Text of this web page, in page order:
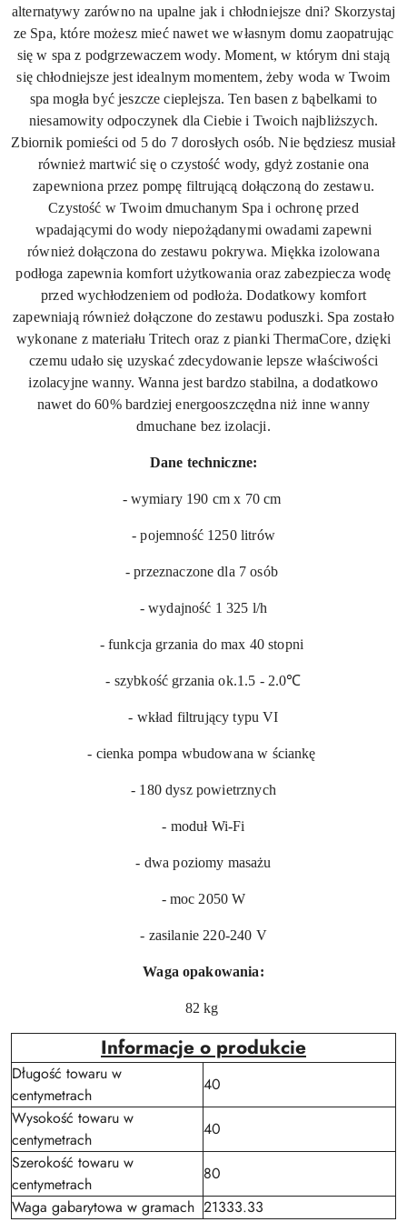
alternatywy zarówno na upalne jak i chłodniejsze dni? Skorzystaj
ze Spa, które możesz mieć nawet we własnym domu zaopatrując
się w spa z podgrzewaczem wody. Moment, w którym dni stają
się chłodniejsze jest idealnym momentem, żeby woda w Twoim
spa mogła być jeszcze cieplejsza. Ten basen z bąbelkami to
niesamowity odpoczynek dla Ciebie i Twoich najbliższych.
Zbiornik pomieści od 5 do 7 dorosłych osób. Nie będziesz musiał
również martwić się o czystość wody, gdyż zostanie ona
zapewniona przez pompę filtrującą dołączoną do zestawu.
Czystość w Twoim dmuchanym Spa i ochronę przed
wpadającymi do wody niepożądanymi owadami zapewni
również dołączona do zestawu pokrywa. Miękka izolowana
podłoga zapewnia komfort użytkowania oraz zabezpiecza wodę
przed wychłodzeniem od podłoża. Dodatkowy komfort
zapewniają również dołączone do zestawu poduszki. Spa zostało
wykonane z materiału Tritech oraz z pianki ThermaCore, dzięki
czemu udało się uzyskać zdecydowanie lepsze właściwości
izolacyjne wanny. Wanna jest bardzo stabilna, a dodatkowo
nawet do 60% bardziej energooszczędna niż inne wanny
dmuchane bez izolacji.
Dane techniczne:
- wymiary 190 cm x 70 cm
- pojemność 1250 litrów
- przeznaczone dla 7 osób
- wydajność 1 325 l/h
- funkcja grzania do max 40 stopni
- szybkość grzania ok.1.5 - 2.0℃
- wkład filtrujący typu VI
- cienka pompa wbudowana w ściankę
- 180 dysz powietrznych
- moduł Wi-Fi
- dwa poziomy masażu
- moc 2050 W
- zasilanie 220-240 V
Waga opakowania:
82 kg
Informacje o produkcie
Długość towaru w
centymetrach
40
Wysokość towaru w
centymetrach
40
Szerokość towaru w
centymetrach
80
Waga gabarytowa w gramach 21333.33